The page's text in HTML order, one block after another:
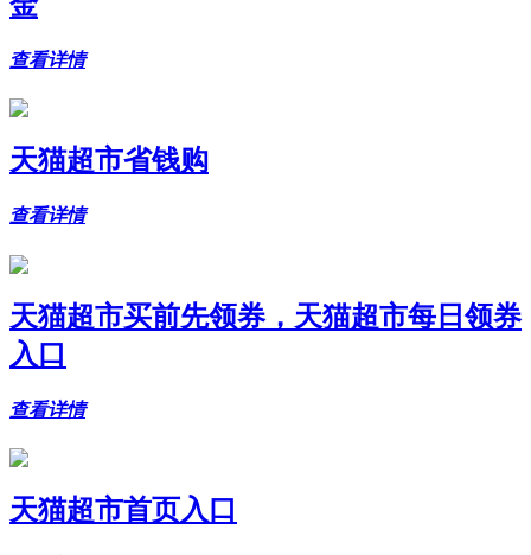
查看详情
天猫超市省钱购
查看详情
天猫超市买前先领券，天猫超市每日领券
入口
查看详情
天猫超市首页入口